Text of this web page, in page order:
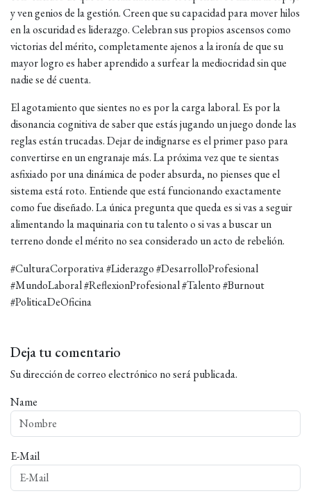
y ven genios de la gestión. Creen que su capacidad para mover hilos
en la oscuridad es liderazgo. Celebran sus propios ascensos como
victorias del mérito, completamente ajenos a la ironía de que su
mayor logro es haber aprendido a surfear la mediocridad sin que
nadie se dé cuenta.
El agotamiento que sientes no es por la carga laboral. Es por la
disonancia cognitiva de saber que estás jugando un juego donde las
reglas están trucadas. Dejar de indignarse es el primer paso para
convertirse en un engranaje más. La próxima vez que te sientas
asfixiado por una dinámica de poder absurda, no pienses que el
sistema está roto. Entiende que está funcionando exactamente
como fue diseñado. La única pregunta que queda es si vas a seguir
alimentando la maquinaria con tu talento o si vas a buscar un
terreno donde el mérito no sea considerado un acto de rebelión.
#CulturaCorporativa #Liderazgo #DesarrolloProfesional
#MundoLaboral #ReflexionProfesional #Talento #Burnout
#PoliticaDeOficina
Deja tu comentario
Su dirección de correo electrónico no será publicada.
Name
E-Mail